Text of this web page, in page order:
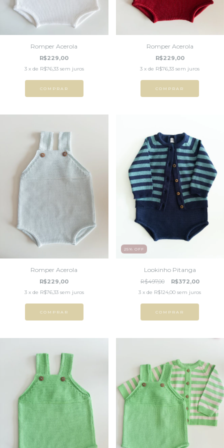
Romper Acerola
R$229,00
3 x de R$76,33 sem juros
COMPRAR
Romper Acerola
R$229,00
3 x de R$76,33 sem juros
COMPRAR
Romper Acerola
R$229,00
3 x de R$76,33 sem juros
COMPRAR
25% OFF
Lookinho Pitanga
R$497,00 R$372,00
3 x de R$124,00 sem juros
COMPRAR